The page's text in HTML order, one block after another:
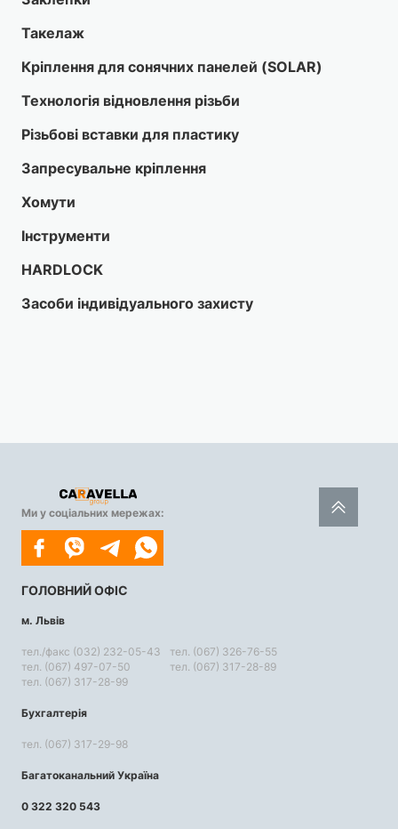
Такелаж
Кріплення для сонячних панелей (SOLAR)
Технологія відновлення різьби
Різьбові вставки для пластику
Запресувальне кріплення
Хомути
Інструменти
HARDLOCK
Засоби індивідуального захисту
Ми у соціальних мережах:
ГОЛОВНИЙ ОФІС
м. Львів
тел./факс (032) 232-05-43
тел. (067) 497-07-50
тел. (067) 317-28-99
тел. (067) 326-76-55
тел. (067) 317-28-89
Бухгалтерія
тел. (067) 317-29-98
Багатоканальний Україна
0 322 320 543